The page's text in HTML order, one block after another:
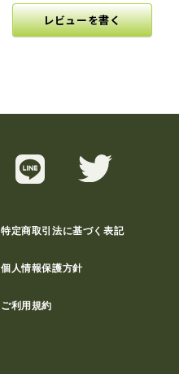
レビューを書く
特定商取引法に基づく表記
個人情報保護方針
ご利用規約